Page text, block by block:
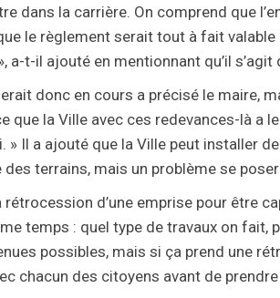
dans la carrière. On comprend que
le règlement serait tout à fait
a-t-il ajouté en mentionnant qu’il
donc en cours a précisé le maire,
que la Ville avec ces redevances-là a
» Il a ajouté que la Ville peut installer
terrains, mais un problème se
d’une emprise pour être
temps : quel type de travaux on fait,
possibles, mais si ça prend une
chacun des citoyens avant de